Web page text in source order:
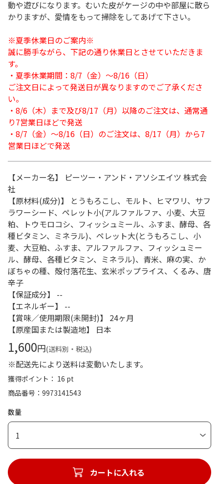
動や遊びになります。むいた皮がケージの中や部屋に散ら
かりますが、愛情をもって掃除をしてあげて下さい。
※夏季休業日のご案内※
誠に勝手ながら、下記の通り休業日とさせていただきま
す。
・夏季休業期間：8/7（金）～8/16（日）
ご注文日によって発送日が異なりますのでご了承くださ
い。
・8/6（木）まで及び8/17（月）以降のご注文は、通常通
り7営業日ほどで発送
・8/7（金）～8/16（日）のご注文は、8/17（月）から7
営業日ほどで発送
【メーカー名】 ピーツー・アンド・アソシエイツ 株式会
社
【原材料(成分)】 とうもろこし、モルト、ヒマワリ、サフ
ラワーシード、ペレット小(アルファルファ、小麦、大豆
粕、トウモロコシ、フィッシュミール、ふすま、酵母、各
種ビタミン、ミネラル)、ペレット大(とうもろこし、小
麦、大豆粕、ふすま、アルファルファ、フィッシュミー
ル、酵母、各種ビタミン、ミネラル)、青米、麻の実、か
ぼちゃの種、殻付落花生、玄米ポップライス、くるみ、唐
辛子
【保証成分】 --
【エネルギー】 --
【賞味／使用期限(未開封)】 24ヶ月
【原産国または製造地】 日本
1,600円(送料別・税込)
※配送先により送料は変動いたします。
獲得ポイント： 16 pt
商品番号
9973141543
数量
1
カートに入れる